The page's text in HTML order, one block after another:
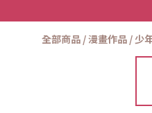
全部商品 /漫畫作品 / 少